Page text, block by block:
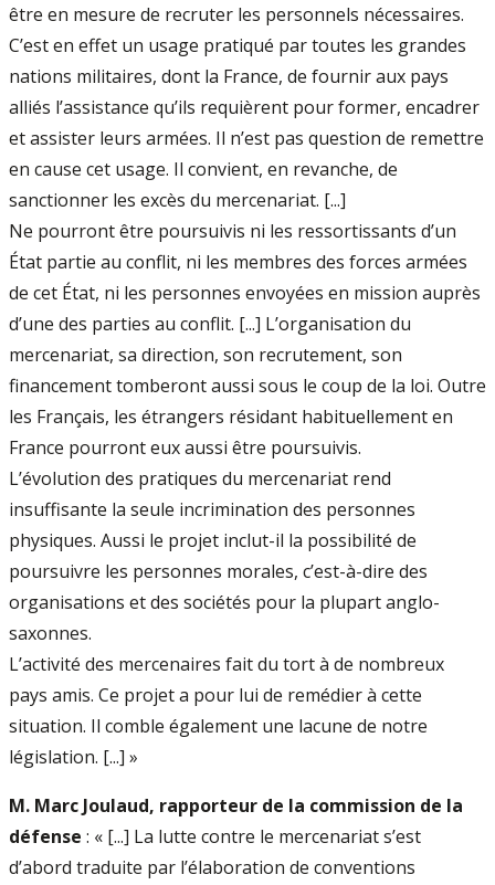
être en mesure de recruter les personnels nécessaires.
C’est en effet un usage pratiqué par toutes les grandes
nations militaires, dont la France, de fournir aux pays
alliés l’assistance qu’ils requièrent pour former, encadrer
et assister leurs armées. Il n’est pas question de remettre
en cause cet usage. Il convient, en revanche, de
sanctionner les excès du mercenariat. [...]
Ne pourront être poursuivis ni les ressortissants d’un
État partie au conflit, ni les membres des forces armées
de cet État, ni les personnes envoyées en mission auprès
d’une des parties au conflit. [...] L’organisation du
mercenariat, sa direction, son recrutement, son
financement tomberont aussi sous le coup de la loi. Outre
les Français, les étrangers résidant habituellement en
France pourront eux aussi être poursuivis.
L’évolution des pratiques du mercenariat rend
insuffisante la seule incrimination des personnes
physiques. Aussi le projet inclut-il la possibilité de
poursuivre les personnes morales, c’est-à-dire des
organisations et des sociétés pour la plupart anglo-
saxonnes.
L’activité des mercenaires fait du tort à de nombreux
pays amis. Ce projet a pour lui de remédier à cette
situation. Il comble également une lacune de notre
législation. [...] »
M. Marc Joulaud, rapporteur de la commission de la
défense : « [...] La lutte contre le mercenariat s’est
d’abord traduite par l’élaboration de conventions